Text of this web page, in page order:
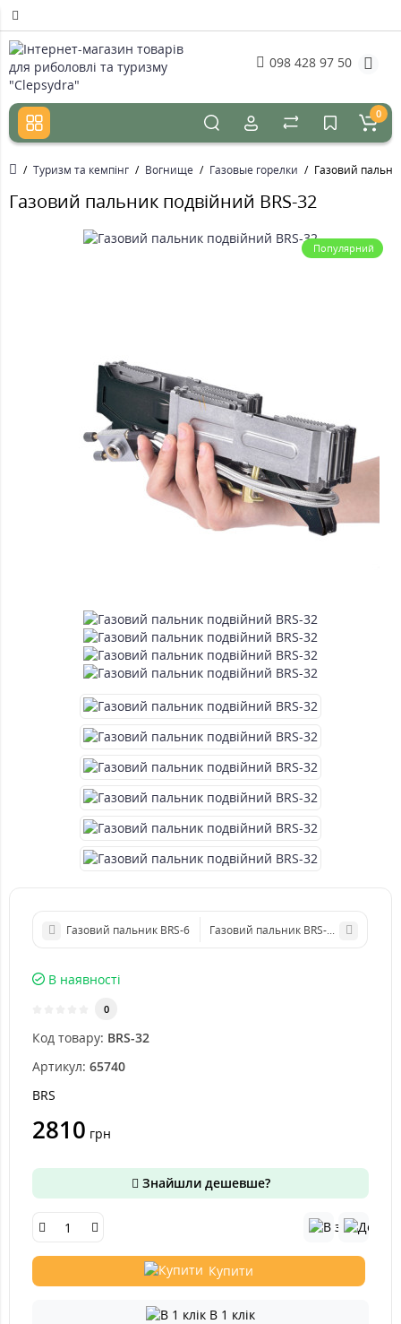
098 428 97 50
0
Туризм та кемпінг Вогнище Газовые горелки Газовий
Газовий пальник подвійний BRS-32
Популярний
Газовий пальник BRS-6 Газовий пальник BRS-75
В наявності
0
Код товару: BRS-32
Артикул: 65740
BRS
2810 грн
Знайшли дешевше?
Купити
В 1 клік